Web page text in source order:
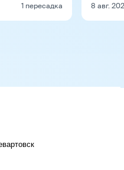
1 пересадка 8 авг.